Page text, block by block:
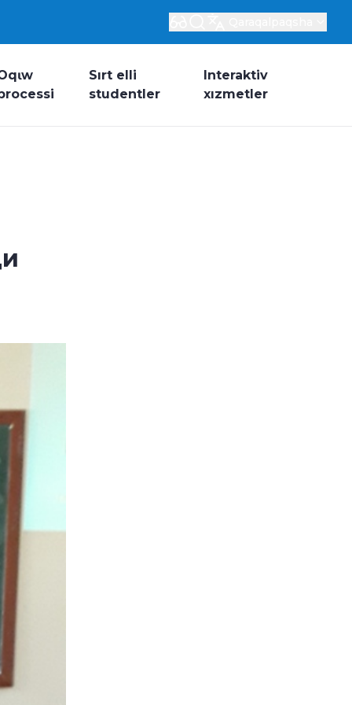
Sırt elli
studentler
Interaktiv
xızmetler